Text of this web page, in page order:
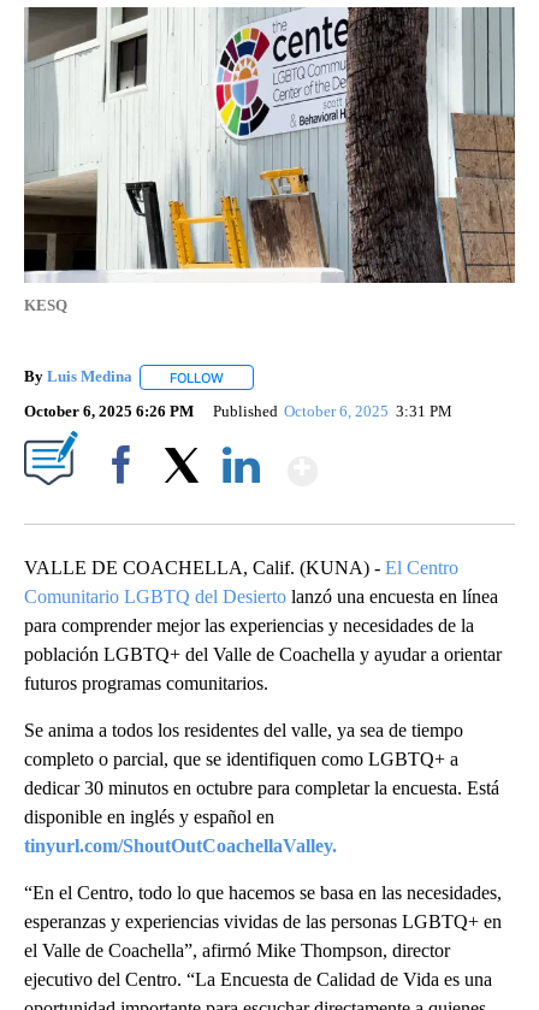
KESQ
By Luis Medina FOLLOW
October 6, 2025 6:26 PM Published October 6, 2025 3:31 PM
VALLE DE COACHELLA, Calif. (KUNA) - El Centro
Comunitario LGBTQ del Desierto lanzó una encuesta en línea
para comprender mejor las experiencias y necesidades de la
población LGBTQ+ del Valle de Coachella y ayudar a orientar
futuros programas comunitarios.
Se anima a todos los residentes del valle, ya sea de tiempo
completo o parcial, que se identifiquen como LGBTQ+ a
dedicar 30 minutos en octubre para completar la encuesta. Está
disponible en inglés y español en
tinyurl.com/ShoutOutCoachellaValley.​​​​​​​
“En el Centro, todo lo que hacemos se basa en las necesidades,
esperanzas y experiencias vividas de las personas LGBTQ+ en
el Valle de Coachella”, afirmó Mike Thompson, director
ejecutivo del Centro. “La Encuesta de Calidad de Vida es una